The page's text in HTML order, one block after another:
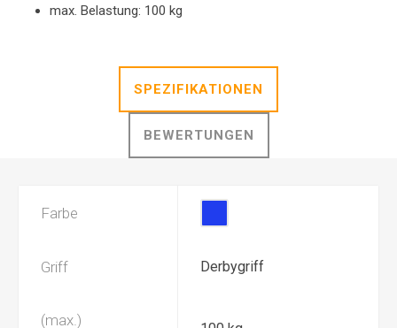
max. Belastung: 100 kg
SPEZIFIKATIONEN
BEWERTUNGEN
Farbe
Griff Derbygriff
(max.)